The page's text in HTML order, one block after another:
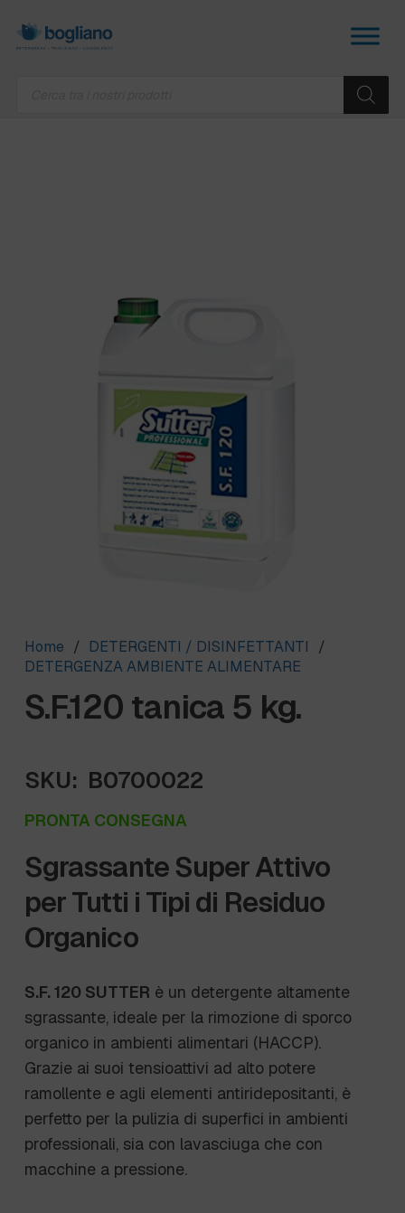
Home / DETERGENTI / DISINFETTANTI
/
DETERGENZA AMBIENTE ALIMENTARE
S.F.120 tanica 5 kg.
SKU: B0700022
PRONTA CONSEGNA
Sgrassante Super Attivo
per Tutti i Tipi di Residuo
Organico
S.F. 120 SUTTER è un detergente altamente
sgrassante, ideale per la rimozione di sporco
organico in ambienti alimentari (HACCP).
Grazie ai suoi tensioattivi ad alto potere
ramollente e agli elementi antiridepositanti, è
perfetto per la pulizia di superfici in ambienti
professionali, sia con lavasciuga che con
macchine a pressione.